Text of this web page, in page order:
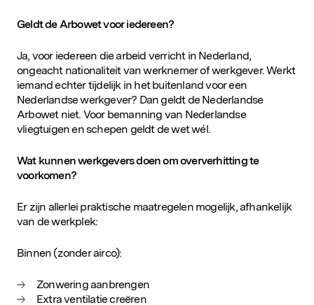
Geldt de Arbowet voor iedereen?
Ja, voor iedereen die arbeid verricht in Nederland,
ongeacht nationaliteit van werknemer of werkgever. Werkt
iemand echter tijdelijk in het buitenland voor een
Nederlandse werkgever? Dan geldt de Nederlandse
Arbowet niet. Voor bemanning van Nederlandse
vliegtuigen en schepen geldt de wet wél.
Wat kunnen werkgevers doen om oververhitting te
voorkomen?
Er zijn allerlei praktische maatregelen mogelijk, afhankelijk
van de werkplek:
Binnen (zonder airco):
Zonwering aanbrengen
Extra ventilatie creëren